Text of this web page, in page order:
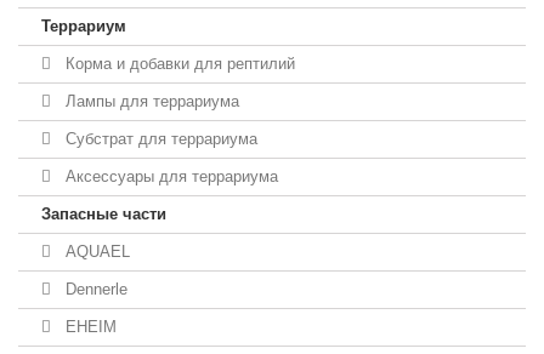
Террариум
Корма и добавки для рептилий
Лампы для террариума
Субстрат для террариума
Аксессуары для террариума
Запасные части
AQUAEL
Dennerle
EHEIM